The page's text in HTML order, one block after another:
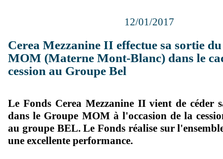
12/01/2017
Cerea Mezzanine II effectue sa sortie
MOM (Materne Mont-Blanc) dans le
cession au Groupe Bel
Le Fonds Cerea Mezzanine II vient de céder
dans le Groupe MOM à l'occasion de la
au groupe BEL. Le Fonds réalise sur
une excellente performance.